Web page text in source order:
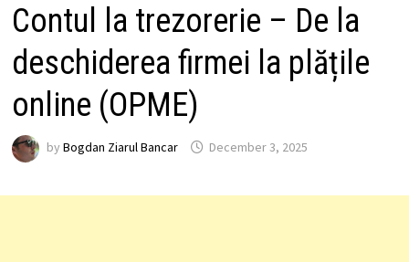
Contul la trezorerie – De la
deschiderea firmei la plățile
online (OPME)
by Bogdan Ziarul Bancar December 3, 2025